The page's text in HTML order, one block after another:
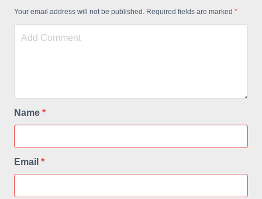
Your email address will not be published. Required fields are marked *
Name *
Email *